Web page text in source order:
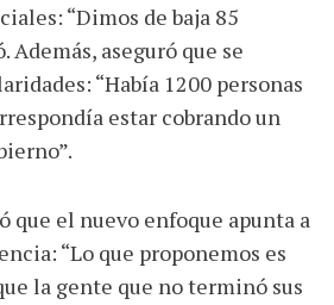
“Dimos de baja 85
Además, aseguró que se
“Había 1200 personas
estar cobrando un
el nuevo enfoque apunta a
“Lo que proponemos es
la gente que no terminó sus